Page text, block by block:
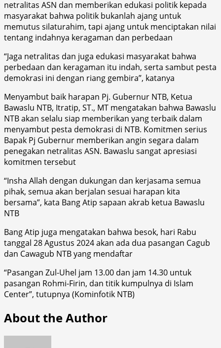
netralitas ASN dan memberikan edukasi politik kepada
masyarakat bahwa politik bukanlah ajang untuk
memutus silaturahim, tapi ajang untuk menciptakan nilai
tentang indahnya keragaman dan perbedaan
“Jaga netralitas dan juga edukasi masyarakat bahwa
perbedaan dan keragaman itu indah, serta sambut pesta
demokrasi ini dengan riang gembira”, katanya
Menyambut baik harapan Pj. Gubernur NTB, Ketua
Bawaslu NTB, Itratip, ST., MT mengatakan bahwa Bawaslu
NTB akan selalu siap memberikan yang terbaik dalam
menyambut pesta demokrasi di NTB. Komitmen serius
Bapak Pj Gubernur memberikan angin segara dalam
penegakan netralitas ASN. Bawaslu sangat apresiasi
komitmen tersebut
“Insha Allah dengan dukungan dan kerjasama semua
pihak, semua akan berjalan sesuai harapan kita
bersama”, kata Bang Atip sapaan akrab ketua Bawaslu
NTB
Bang Atip juga mengatakan bahwa besok, hari Rabu
tanggal 28 Agustus 2024 akan ada dua pasangan Cagub
dan Cawagub NTB yang mendaftar
“Pasangan Zul-Uhel jam 13.00 dan jam 14.30 untuk
pasangan Rohmi-Firin, dan titik kumpulnya di Islam
Center”, tutupnya (Kominfotik NTB)
About the Author